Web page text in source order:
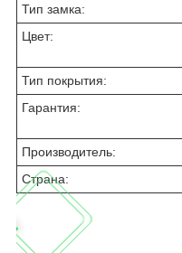
Тип замка:
Цвет:
Тип покрытия:
Гарантия:
Производитель:
Страна: